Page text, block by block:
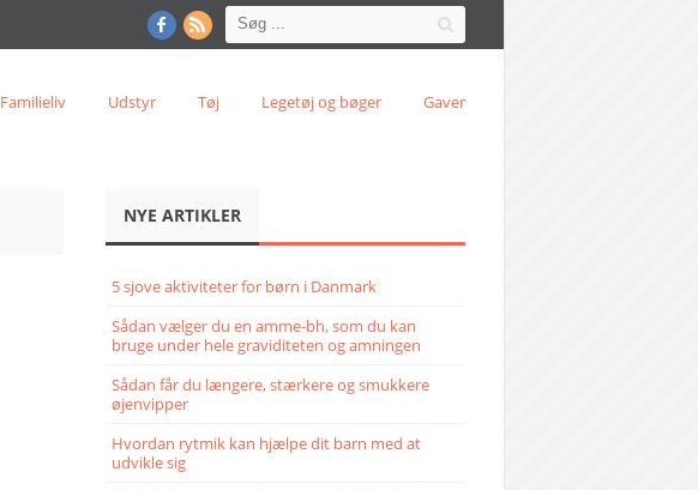
Familieliv Udstyr Tøj Legetøj og bøger Gaver
NYE ARTIKLER
5 sjove aktiviteter for børn i Danmark
Sådan vælger du en amme-bh, som du kan
bruge under hele graviditeten og amningen
Sådan får du længere, stærkere og smukkere
øjenvipper
Hvordan rytmik kan hjælpe dit barn med at
udvikle sig